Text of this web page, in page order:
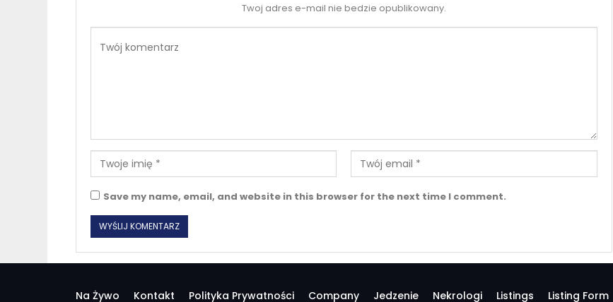
Twoj adres e-mail nie bedzie opublikowany.
Save my name, email, and website in this browser for the next time I comment.
Na Żywo Kontakt Polityka Prywatności Company Jedzenie Nekrologi Listings Listing Form